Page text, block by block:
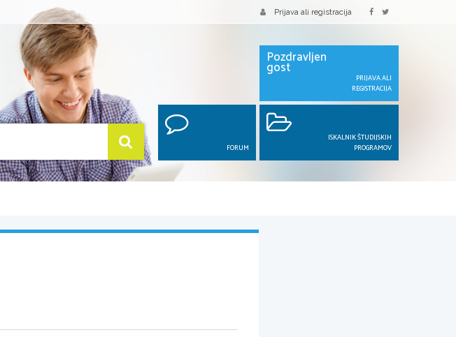
Prijava ali registracija
Pozdravljen
gost
PRIJAVA ALI
REGISTRACIJA
FORUM
ISKALNIK ŠTUDIJSKIH
PROGRAMOV